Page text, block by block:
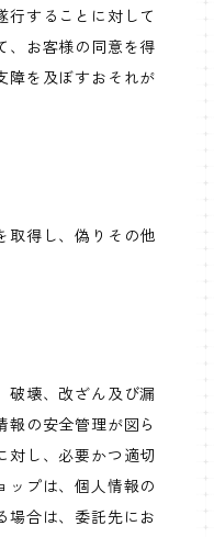
行することに対して
、お客様の同意を得
障を及ぼすおそれが
取得し、偽りその他
破壊、改ざん及び漏
報の安全管理が図ら
対し、必要かつ適切
ップは、個人情報の
場合は、委託先にお